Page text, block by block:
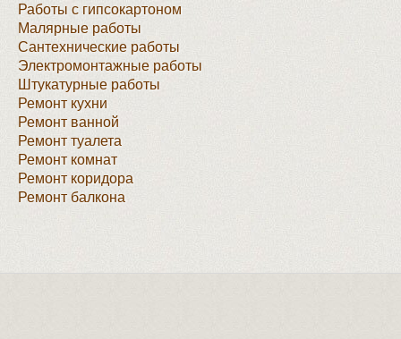
Работы с гипсокартоном
Малярные работы
Сантехнические работы
Электромонтажные работы
Штукатурные работы
Ремонт кухни
Ремонт ванной
Ремонт туалета
Ремонт комнат
Ремонт коридора
Ремонт балкона